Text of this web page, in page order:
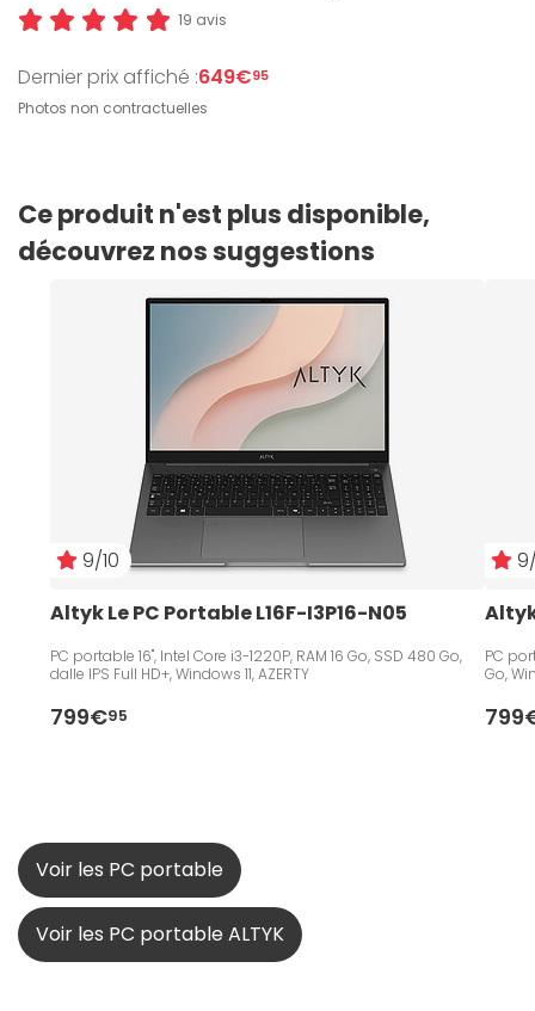
19 avis
Dernier prix affiché :649€95
Photos non contractuelles
Ce produit n'est plus disponible,
découvrez nos suggestions
9/10
Altyk Le PC Portable L16F-I3P16-N05
PC portable 16", Intel Core i3-1220P, RAM 16 Go, SSD 480 Go,
dalle IPS Full HD+, Windows 11, AZERTY
799€95
PC
Go,
Voir les PC portable
Voir les PC portable ALTYK